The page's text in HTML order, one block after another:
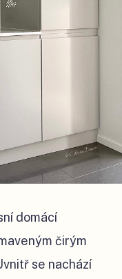
domácí
čirým
se nachází